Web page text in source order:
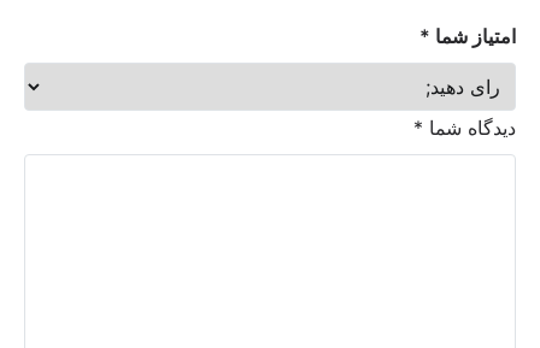
امتیاز شما *
دیدگاه شما *